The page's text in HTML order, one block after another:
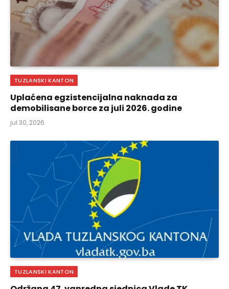
TUZLANSKI KANTON
Uplaćena egzistencijalna naknada za
demobilisane borce za juli 2026. godine
jul 30, 2026
TUZLANSKI KANTON